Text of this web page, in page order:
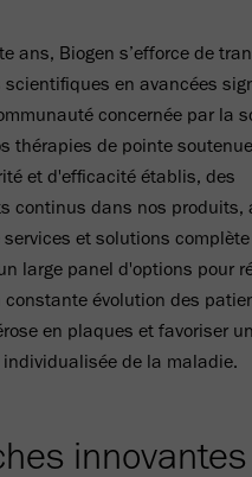
ans, Biogen s’efforce de
scientifiques en avancées
concernée par la
thérapies de pointe
et d'efficacité établis, des
continus dans nos produits,
et solutions
large panel d'options pour
constante évolution des
en plaques et favoriser
de la maladie.
innovantes